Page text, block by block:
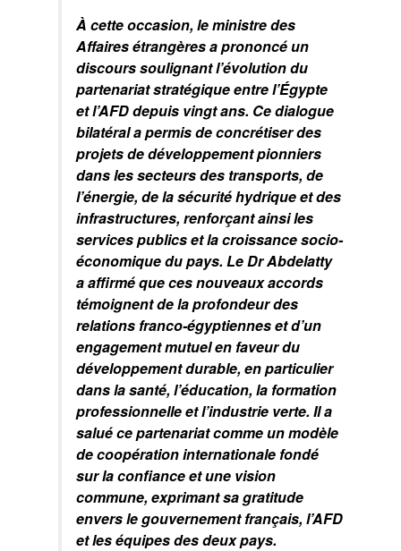
À cette occasion, le ministre des
Affaires étrangères a prononcé un
discours soulignant l’évolution du
partenariat stratégique entre l’Égypte
et l’AFD depuis vingt ans. Ce dialogue
bilatéral a permis de concrétiser des
projets de développement pionniers
dans les secteurs des transports, de
l’énergie, de la sécurité hydrique et des
infrastructures, renforçant ainsi les
services publics et la croissance socio-
économique du pays. Le Dr Abdelatty
a affirmé que ces nouveaux accords
témoignent de la profondeur des
relations franco-égyptiennes et d’un
engagement mutuel en faveur du
développement durable, en particulier
dans la santé, l’éducation, la formation
professionnelle et l’industrie verte. Il a
salué ce partenariat comme un modèle
de coopération internationale fondé
sur la confiance et une vision
commune, exprimant sa gratitude
envers le gouvernement français, l’AFD
et les équipes des deux pays.